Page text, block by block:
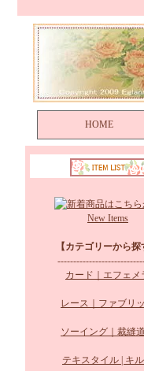
HOME
New Items
【カテゴリーから探
カード｜エフェメ
レース｜ファブリ
ソーイング｜裁縫
テキスタイル | キル